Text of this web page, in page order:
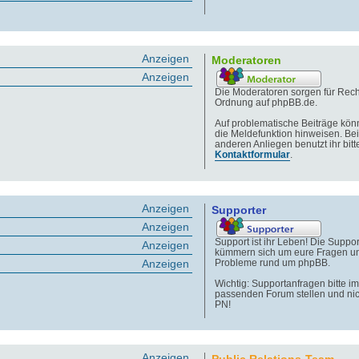
Moderatoren
Die Moderatoren sorgen für
Ordnung auf phpBB.de.
Auf problematische Beiträge
die Meldefunktion hinweisen.
anderen Anliegen benutzt ihr
Kontaktformular.
Anzeigen
Anzeigen
Supporter
Support ist ihr Leben! Die
kümmern sich um eure Fragen
Probleme rund um phpBB.
Wichtig: Supportanfragen bitte im
passenden Forum stellen und
PN!
Anzeigen
Anzeigen
Anzeigen
Anzeigen